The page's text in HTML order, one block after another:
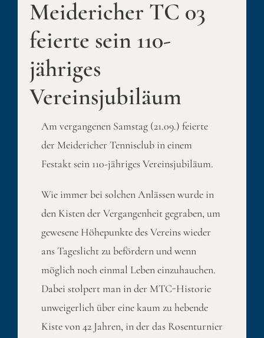
Meidericher TC 03
feierte sein 110-
jähriges
Vereinsjubiläum
Am vergangenen Samstag (21.09.) feierte
der Meidericher Tennisclub in einem
Festakt sein 110-jähriges Vereinsjubiläum.
Wie immer bei solchen Anlässen wurde in
den Kisten der Vergangenheit gegraben, um
gewesene Höhepunkte des Vereins wieder
ans Tageslicht zu befördern und wenn
möglich noch einmal Leben einzuhauchen.
Dabei stolpert man in der MTC-Historie
unweigerlich über eine kaum zu hebende
Kiste von 42 Jahren, in der das Rosenturnier